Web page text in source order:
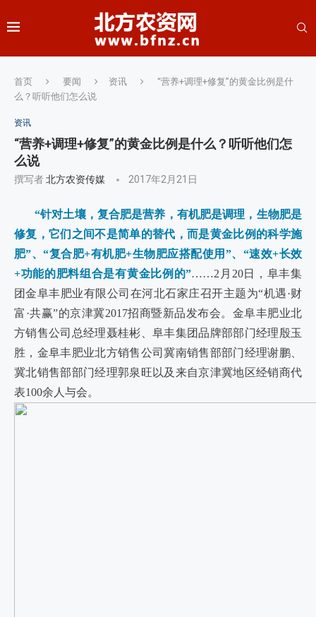
首页 要闻 资讯
“营养+调理+修复”的黄金比例是什
么？听听他们怎么说
资讯
“营养+调理+修复”的黄金比例是什么？听听他们怎
么说
撰写者北方农资传媒 2017年2月21日
“针对土壤，复合肥是营养，有机肥是调理，生物肥是
修复，它们之间不是简单的替代，而是黄金比例的科学施
肥”、“复合肥+有机肥+生物肥应搭配使用”、“速效+长效
+功能的肥料组合是有黄金比例的”……2月20日，阜丰集
团金阜丰肥业有限公司在河北石家庄召开主题为“机遇·财
富·共赢”的京津冀2017招商暨新品发布会。金阜丰肥业北
方销售公司总经理聂桂彬、阜丰集团品牌部部门经理殷玉
胜，金阜丰肥业北方销售公司冀南销售部部门经理谢鹏、
冀北销售部部门经理郭泉旺以及来自京津冀地区经销商代
表100余人与会。